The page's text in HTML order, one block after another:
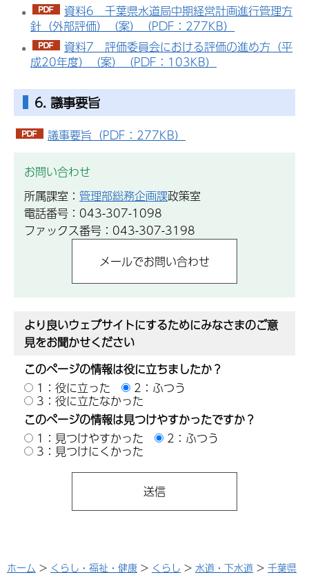
資料6 千葉県水道局中期経営計画進行管理方
針（外部評価）（案）（PDF：277KB）
資料7 評価委員会における評価の進め方（平
成20年度）（案）（PDF：103KB）
6. 議事要旨
議事要旨（PDF：277KB）
お問い合わせ
所属課室： 管理部総務企画課政策室
電話番号：043-307-1098
ファックス番号：043-307-3198
より良いウェブサイトにするためにみなさまのご意
見をお聞かせください
このページの情報は役に立ちましたか？
1：役に立った
2：ふつう
3：役に立たなかった
このページの情報は見つけやすかったですか？
1：見つけやすかった
2：ふつう
3：見つけにくかった
ホーム > くらし・福祉・健康 > くらし > 水道・下水道 > 千葉県